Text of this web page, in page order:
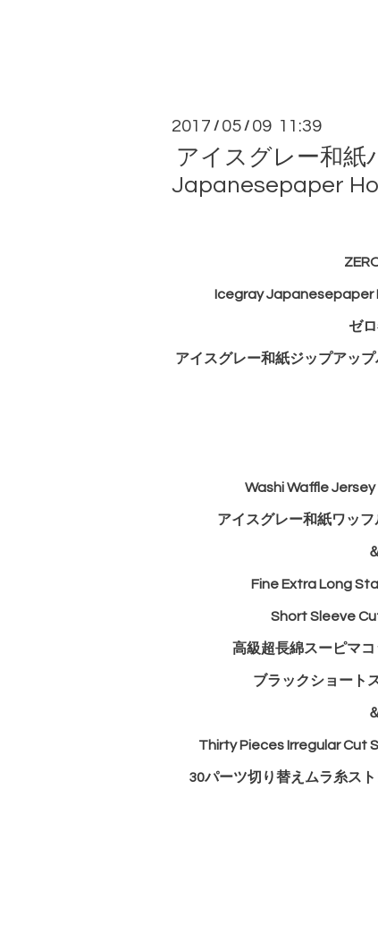
2017 / 05 / 09 11:39
アイスグレー和紙
Japanesepaper
Icegray Japanesepaper
ゼ
アイスグレー和紙ジップアッ
Washi Waffle
アイスグレー和紙ワッ
Fine Extra Long
Short Sleeve
高級超長綿スーピマ
ブラックショート
Thirty Pieces Irregular Cut
30パーツ切り替えムラ糸ス